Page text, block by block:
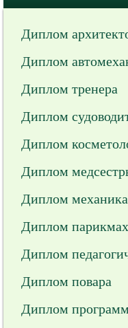
Диплом
Диплом
Диплом тренера
Диплом
Диплом
Диплом
Диплом механика
Диплом
Диплом
Диплом повара
Диплом